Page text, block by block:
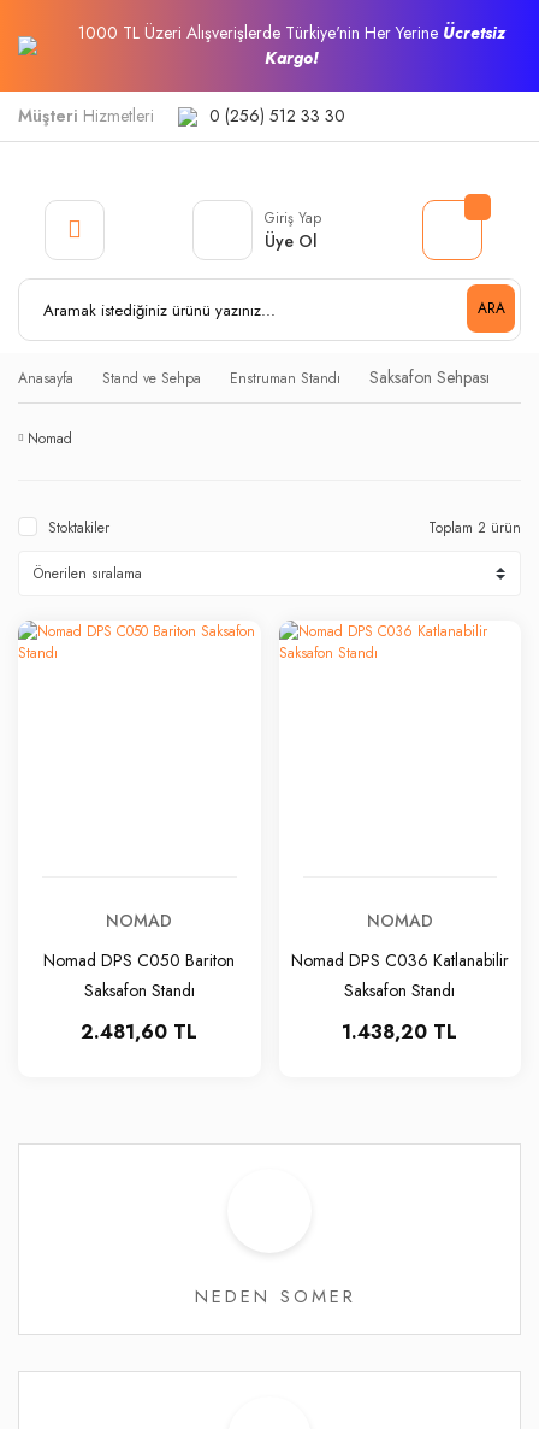
1000 TL Üzeri Alışverişlerde Türkiye'nin Her Yerine Ücretsiz
Kargo!
Müşteri Hizmetleri 0 (256) 512 33 30
ARA
Giriş Yap
Üye Ol
Anasayfa Stand ve Sehpa Enstruman Standı Saksafon Sehpası
Nomad
Stoktakiler Toplam 2 ürün
NOMAD
Nomad DPS C050 Bariton
Saksafon Standı
2.481,60 TL
NOMAD
Nomad DPS C036 Katlanabilir
Saksafon Standı
1.438,20 TL
NEDEN SOMER